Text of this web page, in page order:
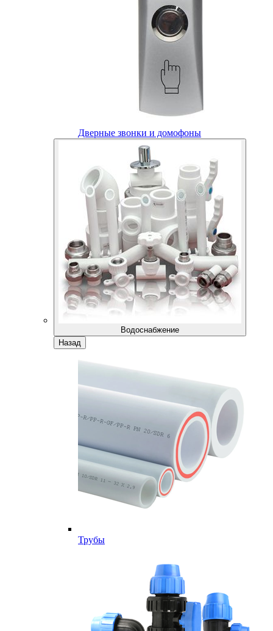
Дверные звонки и домофоны
Водоснабжение
Назад
Трубы